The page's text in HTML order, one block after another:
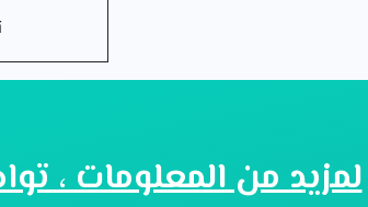
لمزيد من المعلومات ،